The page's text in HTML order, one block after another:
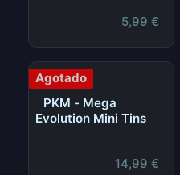
5,99 €
Agotado
PKM - Mega
Evolution Mini Tins
14,99 €